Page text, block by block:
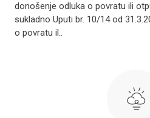
donošenje odluka o povratu ili
sukladno Uputi br. 10/14 od
o povratu il..